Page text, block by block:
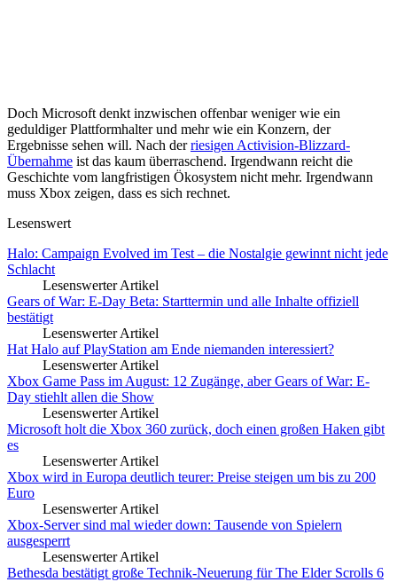
Doch Microsoft denkt inzwischen offenbar weniger wie ein
geduldiger Plattformhalter und mehr wie ein Konzern, der
Ergebnisse sehen will. Nach derriesigen Activision-Blizzard-
Übernahme ist das kaum überraschend. Irgendwann reicht die
Geschichte vom langfristigen Ökosystem nicht mehr. Irgendwann
muss Xbox zeigen, dass es sich rechnet.
Lesenswert
Halo: Campaign Evolved im Test – die Nostalgie gewinnt nicht jede
Schlacht
Lesenswerter Artikel
Gears of War: E-Day Beta: Starttermin und alle Inhalte offiziell
bestätigt
Lesenswerter Artikel
Hat Halo auf PlayStation am Ende niemanden interessiert?
Lesenswerter Artikel
Xbox Game Pass im August: 12 Zugänge, aber Gears of War: E-
Day stiehlt allen die Show
Lesenswerter Artikel
Microsoft holt die Xbox 360 zurück, doch einen großen Haken gibt
es
Lesenswerter Artikel
Xbox wird in Europa deutlich teurer: Preise steigen um bis zu 200
Euro
Lesenswerter Artikel
Xbox-Server sind mal wieder down: Tausende von Spielern
ausgesperrt
Lesenswerter Artikel
Bethesda bestätigt große Technik-Neuerung für The Elder Scrolls 6